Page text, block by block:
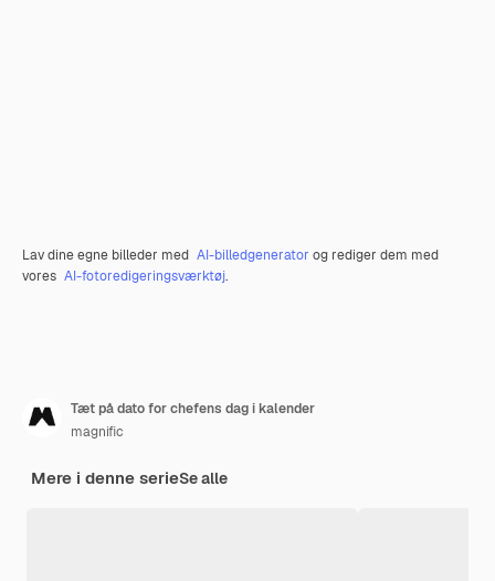
Lav dine egne billeder med AI-billedgenerator og rediger dem med
vores AI-fotoredigeringsværktøj.
Tæt på dato for chefens dag i kalender
magnific
Mere i denne serieSe alle